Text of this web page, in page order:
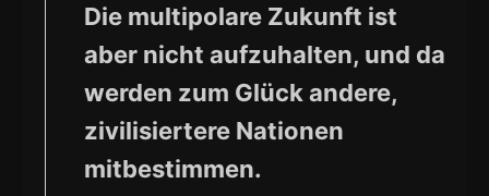
Die multipolare Zukunft ist
aber nicht aufzuhalten, und da
werden zum Glück andere,
zivilisiertere Nationen
mitbestimmen.